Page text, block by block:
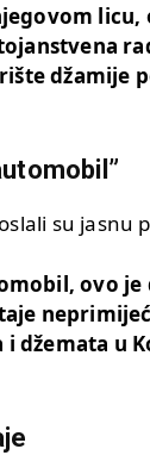
licu,
džamije
su jasnu
ovo je
džemata u